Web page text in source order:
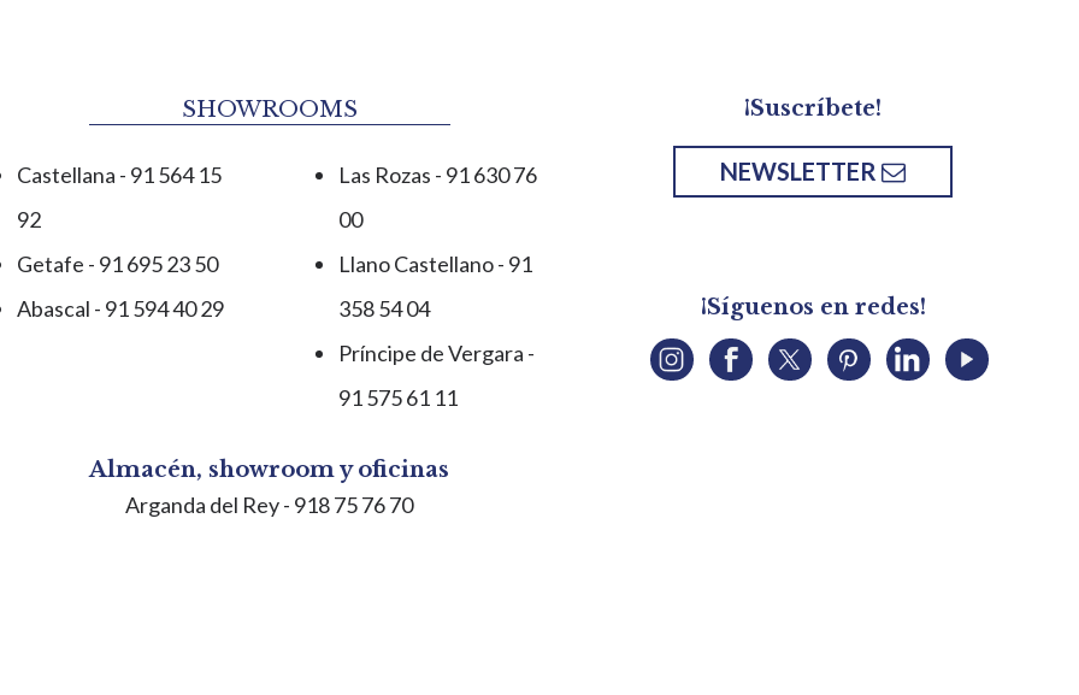
SHOWROOMS
Castellana - 91 564 15
92
Getafe - 91 695 23 50
Abascal - 91 594 40 29
Las Rozas - 91 630 76
00
Llano Castellano - 91
358 54 04
Príncipe de Vergara -
91 575 61 11
Almacén, showroom y oficinas
Arganda del Rey- 918 75 76 70
¡Suscríbete!
NEWSLETTER
¡Síguenos en redes!